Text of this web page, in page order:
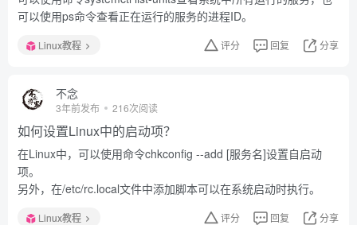
可以使用ps命令查看正在运行的服务的进程ID。
Linux教程 评分 回复 分享
不念
3年前发布 216次阅读
如何设置Linux中的启动项？
在Linux中，可以使用命令chkconfig --add [服务名]设置自启动
项。
另外，在/etc/rc.local文件中添加脚本可以在系统启动时执行。
Linux教程 评分 回复 分享